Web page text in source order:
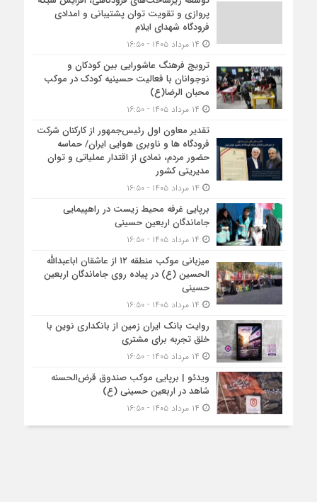
پروازی و تقویت توان پشتیبانی و امدادی
فرودگاه شهدای ایلام
ترویج فرهنگ عاشورایی بین کودکان و
نوجوانان با فعالیت حسینیه کودک در موکب
محبان الرضا(ع)
تقدیر معاون اول رئیس‌جمهور از کارکنان شرکت
فرودگاه ها و ناوبری هوایی ایران/ حماسه
حضور مردم، نمادی از اقتدار عملیاتی و توان
مدیریتی کشور
برپایی غرفه محیط زیست در راهپیمایی
جاماندگان اربعین حسینی
میزبانی موکب منطقه ۱۲ از عاشقان اباعبدالله
الحسین (ع) در پیاده روی جاماندگان اربعین
حسینی
روایت بانک ایران زمین از بانکداری نوین با
خلق تجربه برای مشتری
ویدئو | برپایی موکب صندوق قرض‌الحسنه
شاهد در اربعین حسینی (ع)